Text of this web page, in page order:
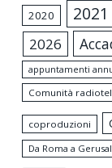
2020 2021
2026
appuntamenti
Comunità
coproduzioni
Da Roma a